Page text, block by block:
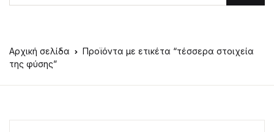
Αρχική σελίδα
Προϊόντα με ετικέτα “τέσσερα στοιχεία
της φύσης”